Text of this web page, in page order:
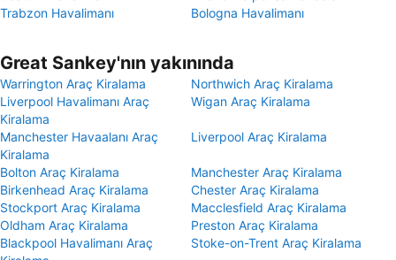
Trabzon Havalimanı
Bologna Havalimanı
Great Sankey'nın yakınında
Warrington Araç Kiralama
Northwich Araç Kiralama
Liverpool Havalimanı Araç
Kiralama
Wigan Araç Kiralama
Manchester Havaalanı Araç
Kiralama
Liverpool Araç Kiralama
Bolton Araç Kiralama
Manchester Araç Kiralama
Birkenhead Araç Kiralama
Chester Araç Kiralama
Stockport Araç Kiralama
Macclesfield Araç Kiralama
Oldham Araç Kiralama
Preston Araç Kiralama
Blackpool Havalimanı Araç
Stoke-on-Trent Araç Kiralama